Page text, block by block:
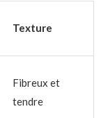
Texture
Fibreux et
tendre